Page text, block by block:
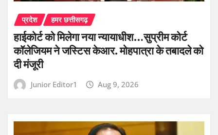
प्रदेश हमर छत्तीसगढ़
हाईकोर्ट को मिलेगा नया न्यायाधीश…सुप्रीम कोर्ट
कॉलेजियम ने जस्टिस केआर. मोहपात्रा के तबादले को
दी मंजूरी
Junior Editor1 Aug 9, 2026